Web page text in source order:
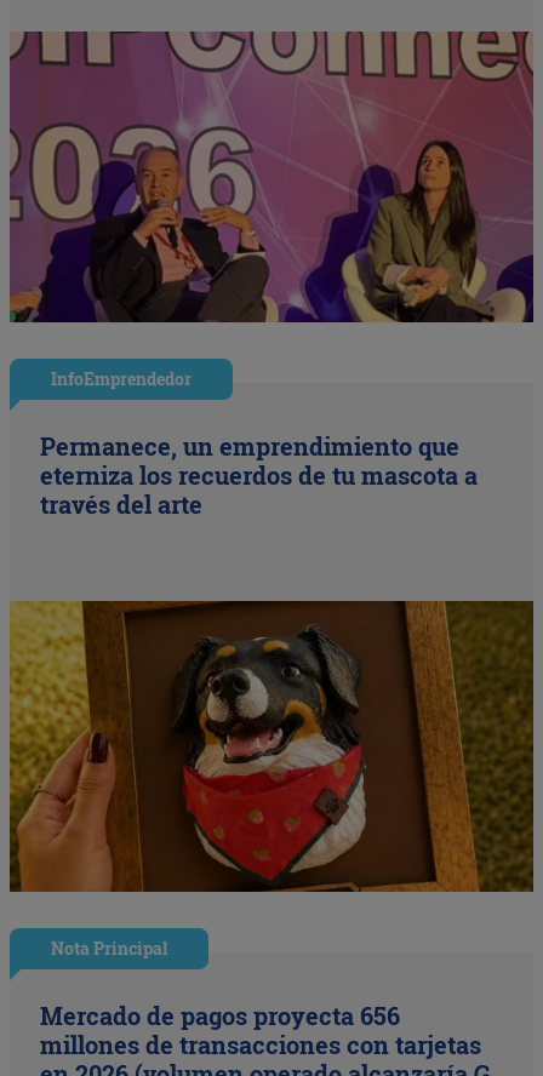
InfoEmprendedor
Permanece, un emprendimiento que
eterniza los recuerdos de tu mascota a
través del arte
Nota Principal
Mercado de pagos proyecta 656
millones de transacciones con tarjetas